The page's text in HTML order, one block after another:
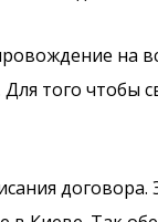
на
того чтобы
договора.